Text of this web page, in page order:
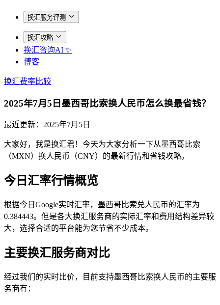
换汇服务评测
换汇攻略
换汇咨询AI ✨
博客
换汇费率比较
2025年7月5日墨西哥比索换人民币怎么换最省钱？
最近更新： 2025年7月5日
大家好，我是换汇君！今天为大家分析一下从墨西哥比索
（MXN）换人民币（CNY）的最新行情和省钱攻略。
今日汇率行情概览
根据今日Google实时汇率，墨西哥比索兑人民币的汇率为
0.384443。但是各大换汇服务商的实际汇率和费用结构差异较
大，选择合适的平台能为您节省不少成本。
主要换汇服务商对比
经过我们的实时比价，目前支持墨西哥比索换人民币的主要服
务商有：